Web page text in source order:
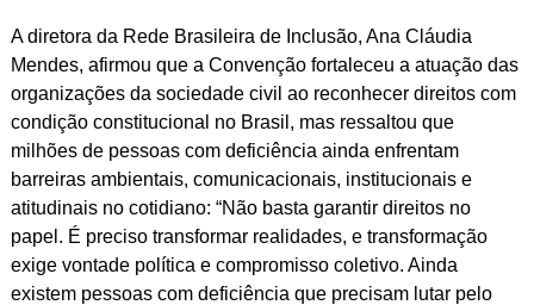
A diretora da Rede Brasileira de Inclusão, Ana Cláudia
Mendes, afirmou que a Convenção fortaleceu a atuação das
organizações da sociedade civil ao reconhecer direitos com
condição constitucional no Brasil, mas ressaltou que
milhões de pessoas com deficiência ainda enfrentam
barreiras ambientais, comunicacionais, institucionais e
atitudinais no cotidiano: “Não basta garantir direitos no
papel. É preciso transformar realidades, e transformação
exige vontade política e compromisso coletivo. Ainda
existem pessoas com deficiência que precisam lutar pelo